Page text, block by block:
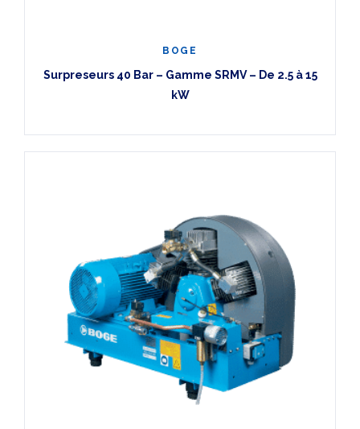
BOGE
Surpreseurs 40 Bar – Gamme SRMV – De 2.5 à 15
kW